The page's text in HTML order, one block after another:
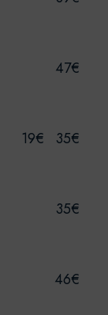
47€
19€ 35€
35€
46€